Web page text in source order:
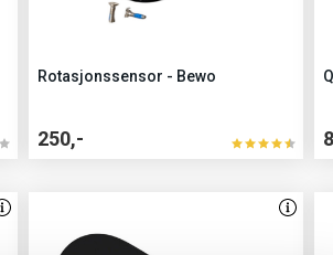
Rotasjonssensor - Bewo
250,-